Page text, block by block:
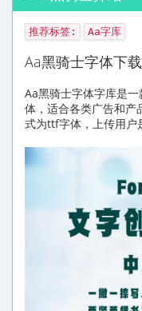
推荐标签: Aa字库
Aa黑骑士字体下载
Aa黑骑士字体字库是
体，适合各类广告和产
式为ttf字体，上传用户